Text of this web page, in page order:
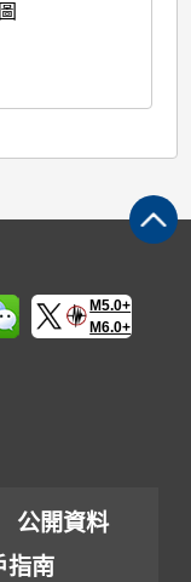
M5.0+
M6.0+
公開資料
指南